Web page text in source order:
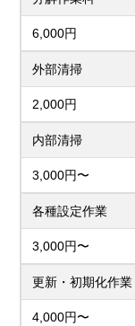
6,000円
外部清掃
2,000円
内部清掃
3,000円〜
各種設定作業
3,000円〜
更新・初期化作業
4,000円〜